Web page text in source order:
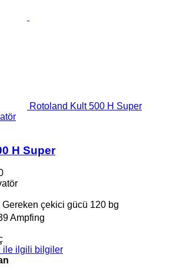
Rotoland Kult 500 H Super
H Super
Gereken çekici gücü 120 bg
Ampfing
ile ilgili bilgiler